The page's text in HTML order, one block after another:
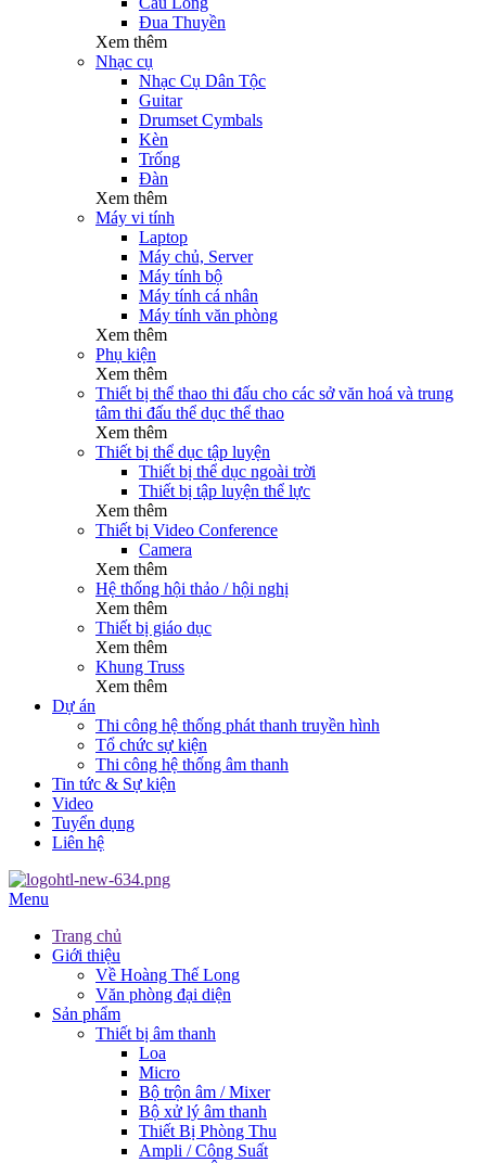
Đua Thuyền
Xem thêm
Nhạc cụ
Nhạc Cụ Dân Tộc
Guitar
Drumset Cymbals
Kèn
Trống
Đàn
Xem thêm
Máy vi tính
Laptop
Máy chủ, Server
Máy tính bộ
Máy tính cá nhân
Máy tính văn phòng
Xem thêm
Phụ kiện
Xem thêm
Thiết bị thể thao thi đấu cho các sở văn hoá và trung
tâm thi đấu thể dục thể thao
Xem thêm
Thiết bị thể dục tập luyện
Thiết bị thể dục ngoài trời
Thiết bị tập luyện thể lực
Xem thêm
Thiết bị Video Conference
Camera
Xem thêm
Hệ thống hội thảo / hội nghị
Xem thêm
Thiết bị giáo dục
Xem thêm
Khung Truss
Xem thêm
Dự án
Thi công hệ thống phát thanh truyền hình
Tổ chức sự kiện
Thi công hệ thống âm thanh
Tin tức & Sự kiện
Video
Tuyển dụng
Liên hệ
Menu
Trang chủ
Giới thiệu
Về Hoàng Thế Long
Văn phòng đại diện
Sản phẩm
Thiết bị âm thanh
Loa
Micro
Bộ trộn âm / Mixer
Bộ xử lý âm thanh
Thiết Bị Phòng Thu
Ampli / Công Suất